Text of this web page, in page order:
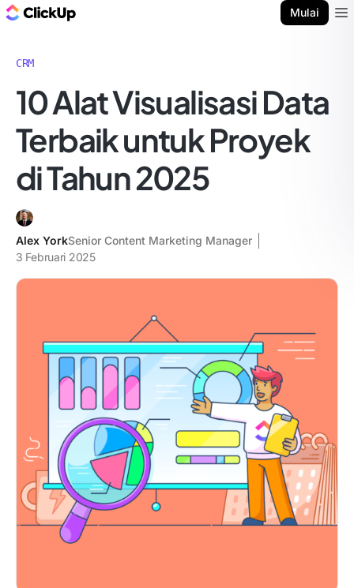
Mulai
CRM
10 Alat Visualisasi Data
Terbaik untuk Proyek
di Tahun 2025
Alex YorkSenior Content Marketing Manager
3 Februari 2025